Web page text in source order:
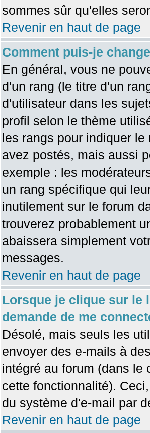
sommes sûr qu'elles
Revenir en haut de page
Comment puis-je
En général, vous ne
d'un rang (le titre d'un
d'utilisateur dans les
profil selon le thème
les rangs pour indiquer
avez postés, mais aussi
exemple : les
un rang spécifique qui
inutilement sur le forum
trouverez probablement
abaissera simplement
messages.
Revenir en haut de page
Lorsque je clique sur le
demande de me
Désolé, mais seuls les
envoyer des e-mails à
intégré au forum (dans le
cette fonctionnalité).
du système d'e-mail par
Revenir en haut de page